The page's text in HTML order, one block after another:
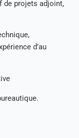
de projets adjoint,
d’au